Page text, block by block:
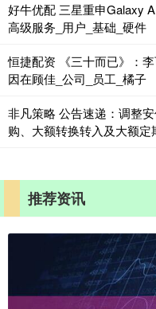
好牛优配 三星重申Galaxy
高级服务_用户_基础_硬件
恒捷配资 《三十而已》：
因在顾佳_公司_员工_橘子
非凡策略 公告速递：调整
购、大额转换转入及大额
推荐资讯